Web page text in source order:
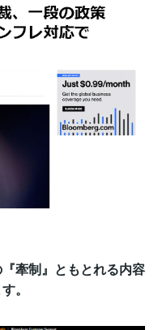
牽制』ともとれる内容
。